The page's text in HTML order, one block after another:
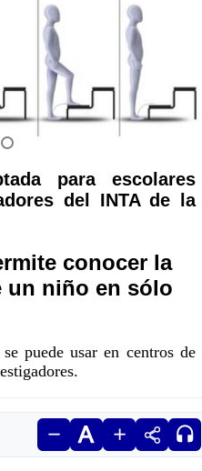
para escolares
del INTA de la
conocer la
un niño en sólo
puede usar en centros de